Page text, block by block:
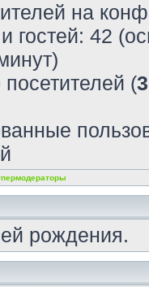
на
гостей: 42
(
рождения.